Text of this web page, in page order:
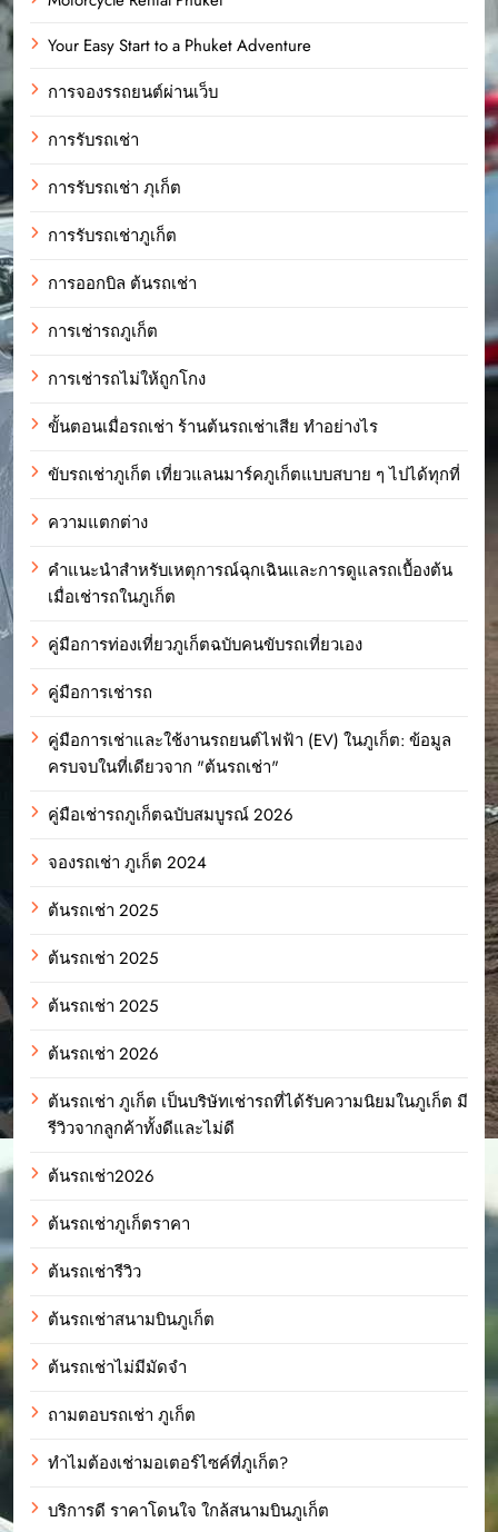
Your Easy Start to a Phuket Adventure
การจองรรถยนต์ผ่านเว็บ
การรับรถเช่า
การรับรถเช่า ภุเก็ต
การรับรถเช่าภูเก็ต
การออกบิล ต้นรถเช่า
การเช่ารถภูเก็ต
การเช่ารถไม่ให้ถูกโกง
ขั้นตอนเมื่อรถเช่า ร้านต้นรถเช่าเสีย ทำอย่างไร
ขับรถเช่าภูเก็ต เที่ยวแลนมาร์คภูเก็ตแบบสบาย ๆ ไปได้ทุกที่
ความแตกต่าง
คำแนะนำสำหรับเหตุการณ์ฉุกเฉินและการดูแลรถเบื้องต้น
เมื่อเช่ารถในภูเก็ต
คู่มือการท่องเที่ยวภูเก็ตฉบับคนขับรถเที่ยวเอง
คู่มือการเช่ารถ
คู่มือการเช่าและใช้งานรถยนต์ไฟฟ้า (EV) ในภูเก็ต: ข้อมูล
ครบจบในที่เดียวจาก "ต้นรถเช่า"
คู่มือเช่ารถภูเก็ตฉบับสมบูรณ์ 2026
จองรถเช่า ภูเก็ต 2024
ต้นรถเช่า 2025
ต้นรถเช่า 2025
ต้นรถเช่า 2025
ต้นรถเช่า 2026
ต้นรถเช่า ภูเก็ต เป็นบริษัทเช่ารถที่ได้รับความนิยมในภูเก็ต มี
รีวิวจากลูกค้าทั้งดีและไม่ดี
ต้นรถเช่า2026
ต้นรถเช่าภูเก็ตราคา
ต้นรถเช่ารีวิว
ต้นรถเช่าสนามบินภูเก็ต
ต้นรถเช่าไม่มีมัดจำ
ถามตอบรถเช่า ภูเก็ต
ทำไมต้องเช่ามอเตอร์ไซค์ที่ภูเก็ต?
บริการดี ราคาโดนใจ ใกล้สนามบินภูเก็ต